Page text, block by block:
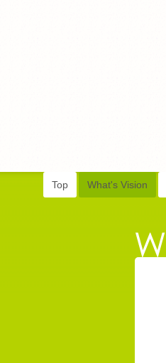
Top What's Vision